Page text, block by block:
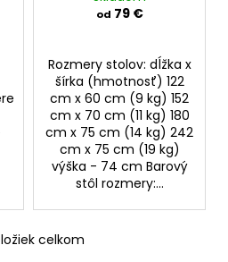
od 79 €
Rozmery stolov: dĺžka x
šírka (hmotnosť) 122
cm x 60 cm (9 kg) 152
cm x 70 cm (11 kg) 180
cm x 75 cm (14 kg) 242
cm x 75 cm (19 kg)
výška - 74 cm Barový
stôl rozmery:...
Ocelkom